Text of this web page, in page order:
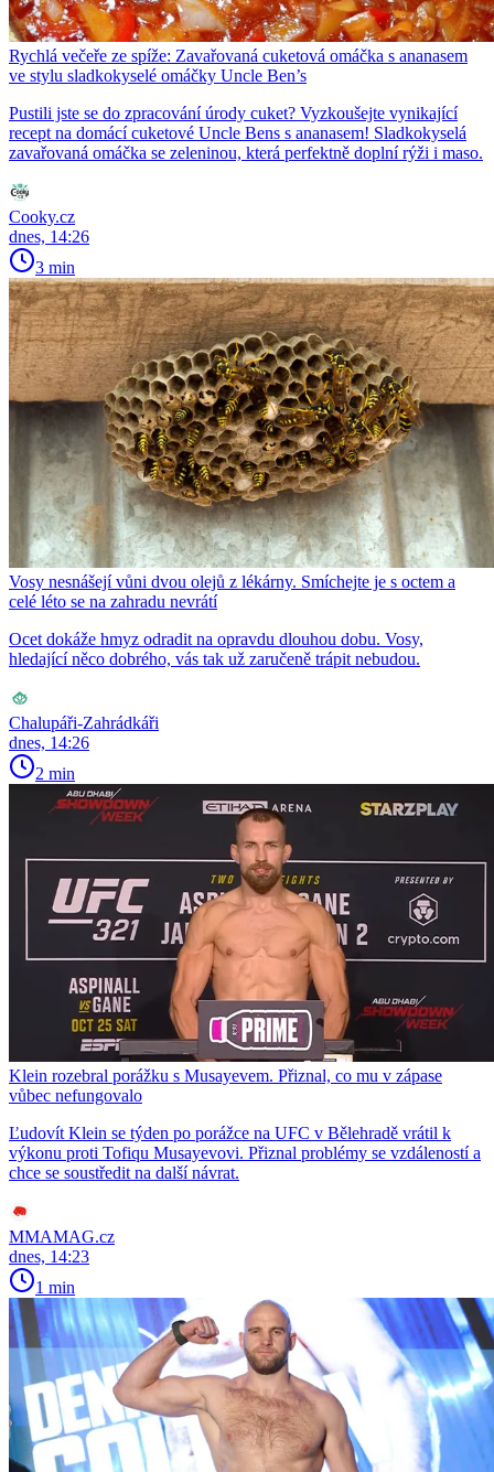
Rychlá večeře ze spíže: Zavařovaná cuketová omáčka s ananasem
ve stylu sladkokyselé omáčky Uncle Ben’s
Pustili jste se do zpracování úrody cuket? Vyzkoušejte vynikající
recept na domácí cuketové Uncle Bens s ananasem! Sladkokyselá
zavařovaná omáčka se zeleninou, která perfektně doplní rýži i maso.
Cooky.cz
dnes, 14:26
3 min
Vosy nesnášejí vůni dvou olejů z lékárny. Smíchejte je s octem a
celé léto se na zahradu nevrátí
Ocet dokáže hmyz odradit na opravdu dlouhou dobu. Vosy,
hledající něco dobrého, vás tak už zaručeně trápit nebudou.
Chalupáři-Zahrádkáři
dnes, 14:26
2 min
Klein rozebral porážku s Musayevem. Přiznal, co mu v zápase
vůbec nefungovalo
Ľudovít Klein se týden po porážce na UFC v Bělehradě vrátil k
výkonu proti Tofiqu Musayevovi. Přiznal problémy se vzdáleností a
chce se soustředit na další návrat.
MMAMAG.cz
dnes, 14:23
1 min